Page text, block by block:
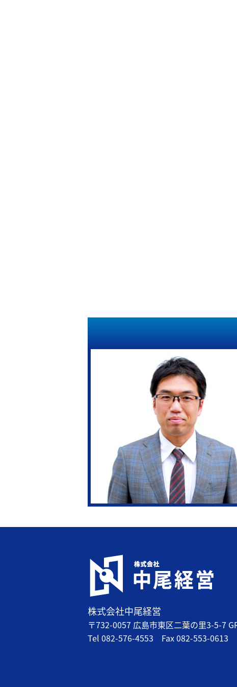
株式会社中尾経営
〒732-0057 広島市東区二葉の里3-5-7
Tel 082-576-4553 Fax082-553-0613